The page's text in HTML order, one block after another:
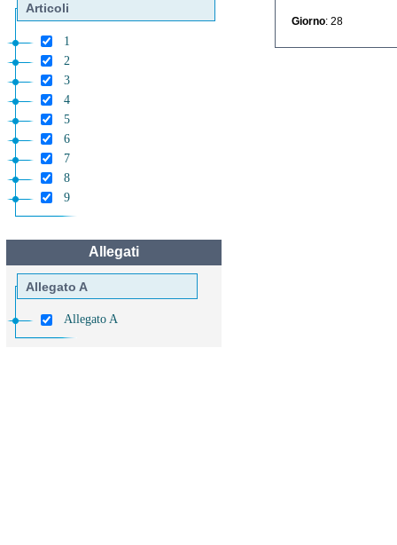
Articoli
1
2
3
4
5
6
7
8
9
Allegati
Allegato A
Allegato A
Giorno : 28